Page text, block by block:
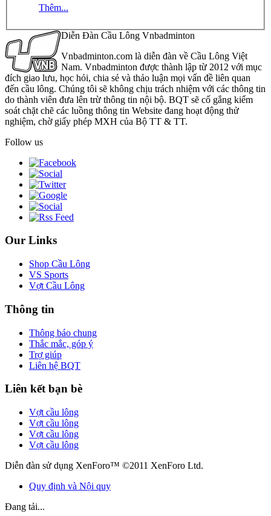
Thêm...
Diễn Đàn Cầu Lông Vnbadminton
Vnbadminton.com là diễn đàn về Cầu Lông Việt
Nam. Vnbadminton được thành lập từ 2012 với mục
đích giao lưu, học hỏi, chia sẻ và thảo luận mọi vấn đề liên quan
đến cầu lông. Chúng tôi sẽ không chịu trách nhiệm với các thông tin
do thành viên đưa lên trừ thông tin nội bộ. BQT sẽ cố gắng kiểm
soát chặt chẽ các luồng thông tin Website đang hoạt động thử
nghiệm, chờ giấy phép MXH của Bộ TT & TT.
Follow us
Our Links
Shop Cầu Lông
VS Sports
Vợt Cầu Lông
Thông tin
Thông báo chung
Thắc mắc, góp ý
Trợ giúp
Liên hệ BQT
Liên kết bạn bè
Vợt cầu lông
Vợt cầu lông
Vợt cầu lông
Vợt cầu lông
Diễn đàn sử dụng XenForo™ ©2011 XenForo Ltd.
Quy định và Nội quy
Đang tải...